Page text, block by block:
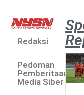
Redaksi
Pedoman
Pemberitaan
Media Siber